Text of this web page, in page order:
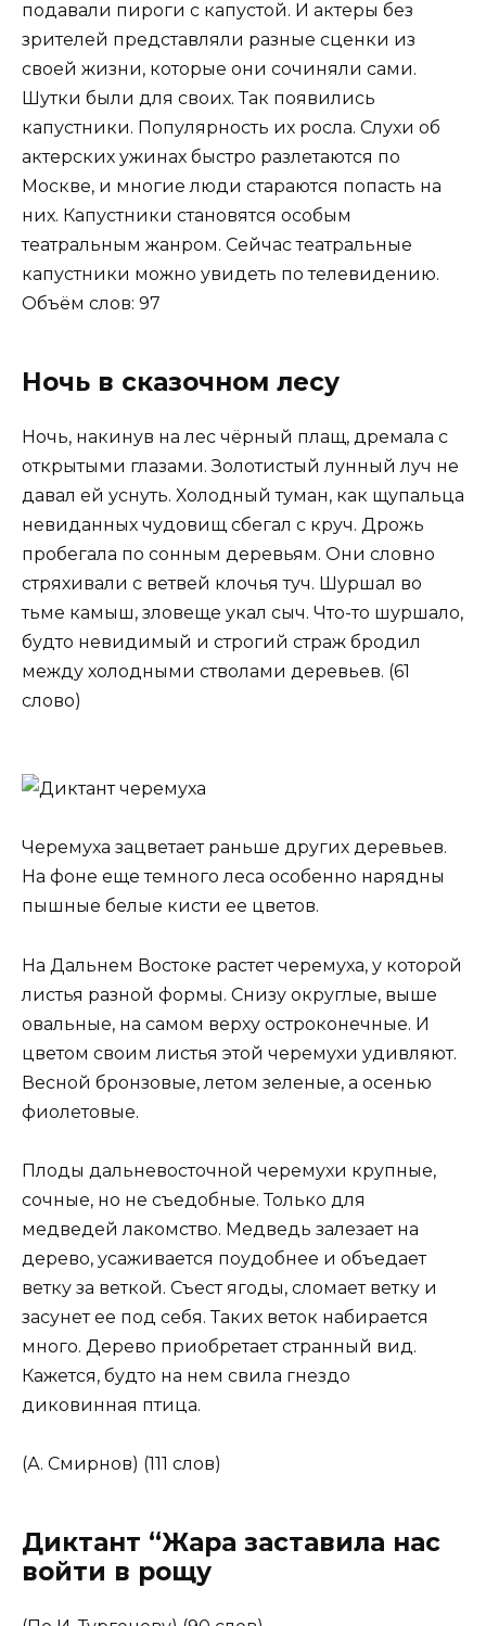
подавали пироги с капустой. И актеры без
зрителей представляли разные сценки из
своей жизни, которые они сочиняли сами.
Шутки были для своих. Так появились
капустники. Популярность их росла. Слухи об
актерских ужинах быстро разлетаются по
Москве, и многие люди стараются попасть на
них. Капустники становятся особым
театральным жанром. Сейчас театральные
капустники можно увидеть по телевидению.
Объём слов: 97
Ночь в сказочном лесу
Ночь, накинув на лес чёрный плащ, дремала с
открытыми глазами. Золотистый лунный луч не
давал ей уснуть. Холодный туман, как щупальца
невиданных чудовищ сбегал с круч. Дрожь
пробегала по сонным деревьям. Они словно
стряхивали с ветвей клочья туч. Шуршал во
тьме камыш, зловеще укал сыч. Что-то шуршало,
будто невидимый и строгий страж бродил
между холодными стволами деревьев. (61
слово)
Черемуха зацветает раньше других деревьев.
На фоне еще тем­ного леса особенно нарядны
пышные белые кисти ее цветов.
На Дальнем Востоке растет черемуха, у которой
листья разной формы. Снизу округлые, выше
овальные, на самом верху остроконеч­ные. И
цветом своим листья этой черемухи удивляют.
Весной бронзо­вые, летом зеленые, а осенью
фиолетовые.
Плоды дальневосточной черемухи крупные,
сочные, но не съе­добные. Только для
медведей лакомство. Медведь залезает на
дерево, усаживается поудобнее и объедает
ветку за веткой. Съест ягоды, сло­мает ветку и
засунет ее под себя. Таких веток набирается
много. Де­рево приобретает странный вид.
Кажется, будто на нем свила гнездо
диковинная птица.
(А. Смирнов) (111 слов)
Диктант “Жара заставила нас
войти в рощу